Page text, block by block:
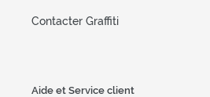
Contacter Graffiti
Aide et Service client